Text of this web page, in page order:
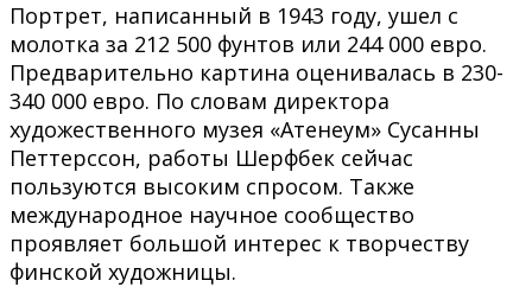
Портрет, написанный в 1943 году, ушел с
молотка за 212 500 фунтов или 244 000 евро.
Предварительно картина оценивалась в 230-
340 000 евро. По словам директора
художественного музея «Атенеум» Сусанны
Петтерссон, работы Шерфбек сейчас
пользуются высоким спросом. Также
международное научное сообщество
проявляет большой интерес к творчеству
финской художницы.